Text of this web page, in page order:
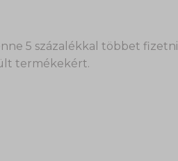
5 százalékkal többet fizetni
termékekért.